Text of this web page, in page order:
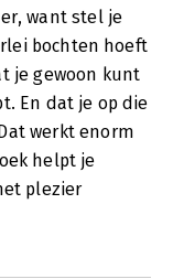
want stel je
bochten hoeft
je gewoon kunt
En dat je op die
werkt enorm
helpt je
plezier